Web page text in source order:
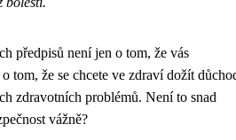
předpisů není jen o tom, že vás
tom, že se chcete ve zdraví dožít
zdravotních problémů. Není to snad
vážně?